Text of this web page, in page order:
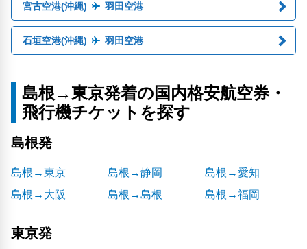
宮古空港(沖縄) 羽田空港
石垣空港(沖縄) 羽田空港
島根→東京発着の国内格安航空券・
飛行機チケットを探す
島根発
島根→東京 島根→静岡
島根→愛知
島根→大阪
島根→島根 島根→福岡
東京発